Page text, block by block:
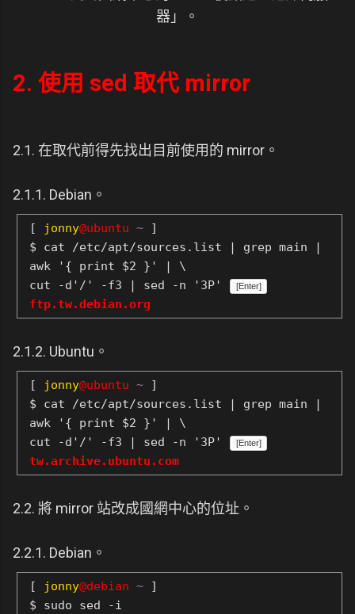
器」。
2. 使用 sed 取代 mirror
2.1. 在取代前得先找出目前使用的 mirror。
2.1.1. Debian。
[ jonny@ubuntu ~ ]
$ cat /etc/apt/sources.list | grep main |
awk '{ print $2 }' | \
cut -d'/' -f3 | sed -n '3P'
[Enter]
ftp.tw.debian.org
2.1.2. Ubuntu。
[ jonny@ubuntu ~ ]
$ cat /etc/apt/sources.list | grep main |
awk '{ print $2 }' | \
cut -d'/' -f3 | sed -n '3P'
[Enter]
tw.archive.ubuntu.com
2.2. 將 mirror 站改成國網中心的位址。
2.2.1. Debian。
[ jonny@debian ~ ]
$ sudo sed -i